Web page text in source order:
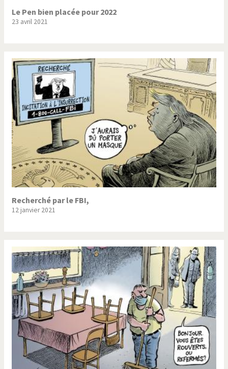
Le Pen bien placée pour 2022
23 avril 2021
Recherché par le FBI,
12 janvier 2021